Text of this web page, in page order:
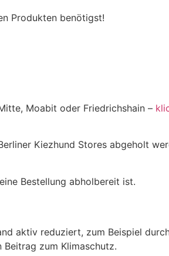
Produkten benötigst!
Moabit oder Friedrichshain –
Kiezhund Stores abgeholt
Bestellung abholbereit ist.
aktiv reduziert, zum Beispiel
Beitrag zum Klimaschutz.